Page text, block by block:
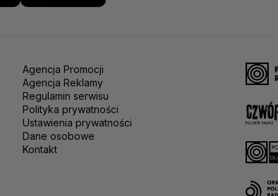
Agencja Promocji
Agencja Reklamy
Regulamin serwisu
Polityka prywatności
Ustawienia prywatności
Dane osobowe
Kontakt